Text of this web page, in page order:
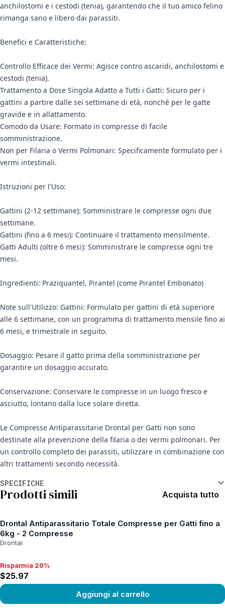
anchilostomi e i cestodi (tenia), garantendo che il tuo amico felino
rimanga sano e libero dai parassiti.
Benefici e Caratteristiche:
Controllo Efficace dei Vermi: Agisce contro ascaridi, anchilostomi e
cestodi (tenia).
Trattamento a Dose Singola Adatto a Tutti i Gatti: Sicuro per i
gattini a partire dalle sei settimane di età, nonché per le gatte
gravide e in allattamento.
Comodo da Usare: Formato in compresse di facile
somministrazione.
Non per Filaria o Vermi Polmonari: Specificamente formulato per i
vermi intestinali.
Istruzioni per l'Uso:
Gattini (2-12 settimane): Somministrare le compresse ogni due
settimane.
Gattini (fino a 6 mesi): Continuare il trattamento mensilmente.
Gatti Adulti (oltre 6 mesi): Somministrare le compresse ogni tre
mesi.
Ingredienti: Praziquantel, Pirantel (come Pirantel Embonato)
Note sull'Utilizzo: Gattini: Formulato per gattini di età superiore
alle 6 settimane, con un programma di trattamento mensile fino ai
6 mesi, e trimestrale in seguito.
Dosaggio: Pesare il gatto prima della somministrazione per
garantire un dosaggio accurato.
Conservazione: Conservare le compresse in un luogo fresco e
asciutto, lontano dalla luce solare diretta.
Le Compresse Antiparassitarie Drontal per Gatti non sono
destinate alla prevenzione della filaria o dei vermi polmonari. Per
un controllo completo dei parassiti, utilizzare in combinazione con
altri trattamenti secondo necessità.
SPECIFICHE
Prodotti simili Acquista tutto
Drontal Antiparassitario Totale Compresse per Gatti fino a
6kg - 2 Compresse
Drontal
Risparmia 20%, $25.97
Risparmia 20%
$25.97
Aggiungi al carrello